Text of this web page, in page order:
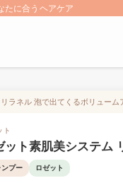
たに合うヘアケア
ラネル 泡で出てくるボリュー
ト
ット素肌美システム
ンプー ロゼット